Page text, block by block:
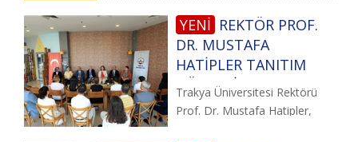
YENİ REKTÖR PROF.
DR. MUSTAFA
HATİPLER TANITIM
GÜNLERİNDE ADAY
ÖĞRENCİLERLE
Trakya Üniversitesi Rektörü
Prof. Dr. Mustafa Hatipler,